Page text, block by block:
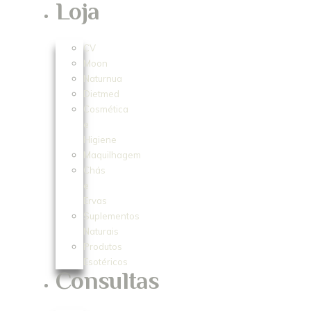
Loja
CV
Moon
Naturnua
Dietmed
Cosmética
e
Higiene
Maquilhagem
Chás
e
Ervas
Suplementos
Naturais
Produtos
Esotéricos
Consultas